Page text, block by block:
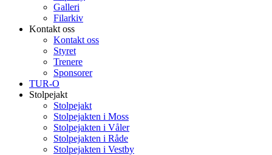
Galleri
Filarkiv
Kontakt oss
Kontakt oss
Styret
Trenere
Sponsorer
TUR-O
Stolpejakt
Stolpejakt
Stolpejakten i Moss
Stolpejakten i Våler
Stolpejakten i Råde
Stolpejakten i Vestby